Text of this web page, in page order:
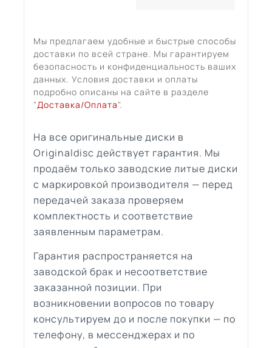
Мы предлагаем удобные и быстрые способы
доставки по всей стране. Мы гарантируем
безопасность и конфиденциальность ваших
данных. Условия доставки и оплаты
подробно описаны на сайте в разделе
"Доставка/Оплата".
На все оригинальные диски в
Originaldisc действует гарантия. Мы
продаём только заводские литые диски
с маркировкой производителя — перед
передачей заказа проверяем
комплектность и соответствие
заявленным параметрам.
Гарантия распространяется на
заводской брак и несоответствие
заказанной позиции. При
возникновении вопросов по товару
консультируем до и после покупки — по
телефону, в мессенджерах и по